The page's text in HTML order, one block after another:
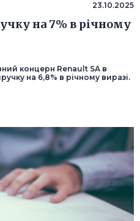
23.10.2025
на 7% в річному
концерн Renault SA в
на 6,8% в річному виразі.